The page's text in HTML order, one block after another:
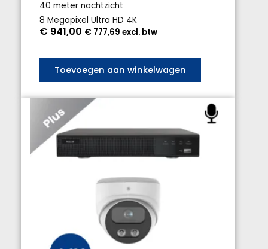
40 meter nachtzicht
8 Megapixel Ultra HD 4K
€ 941,00 € 777,69 excl. btw
Toevoegen aan winkelwagen